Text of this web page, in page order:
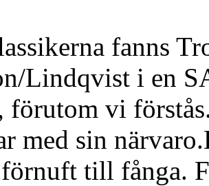
fanns
Lindqvist i en
förutom vi
med sin
till fånga.